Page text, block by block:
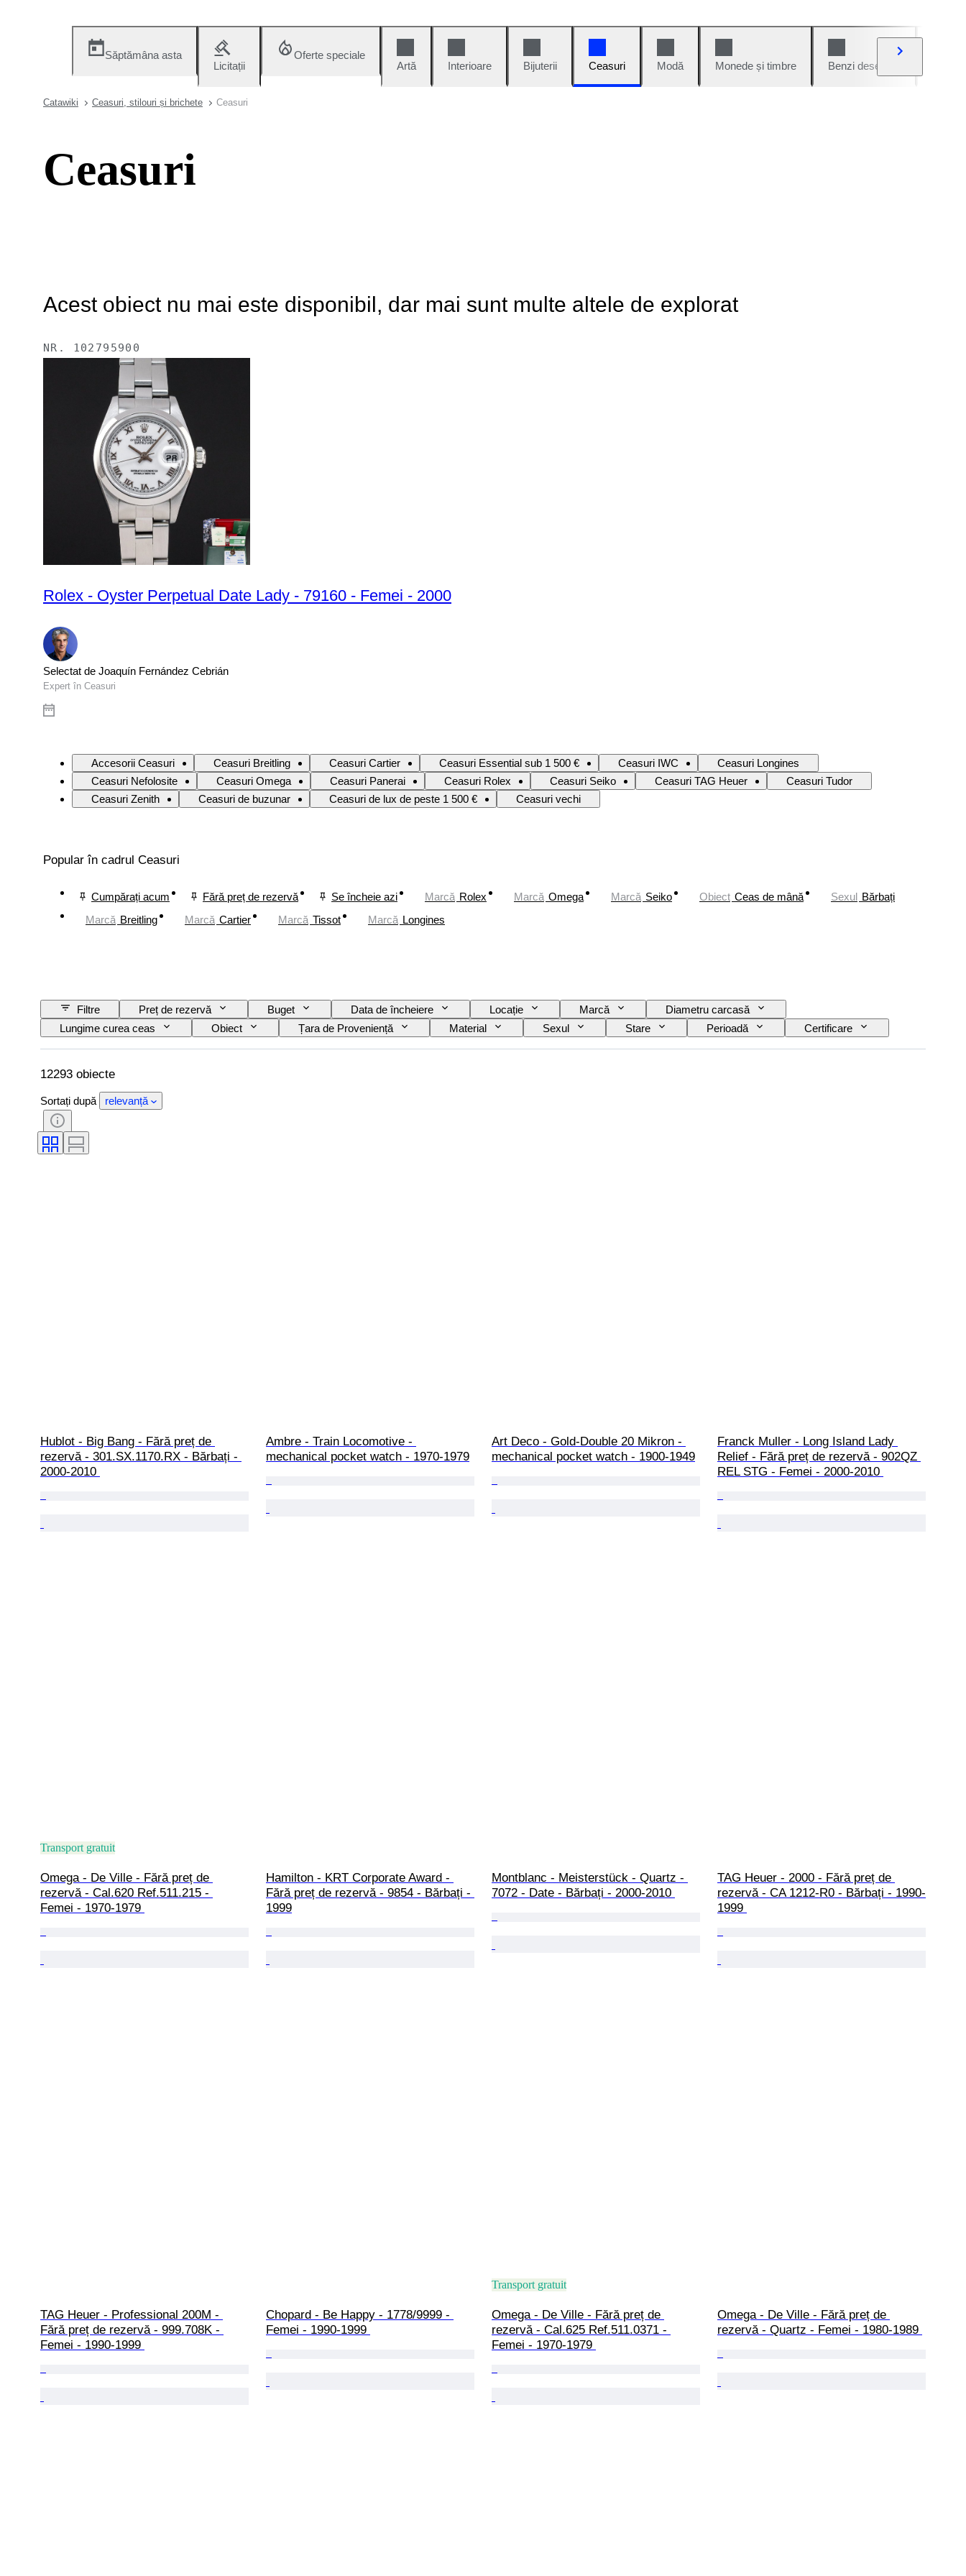
Săptămâna asta
Licitații
Oferte speciale
Artă
Interioare Bijuterii Ceasuri Modă Monede și timbre Benzi desenate
Catawiki Ceasuri, stilouri și brichete Ceasuri
Ceasuri
Acest obiect nu mai este disponibil, dar mai sunt multe altele de explorat
NR. 102795900
Rolex - Oyster Perpetual Date Lady - 79160 - Femei - 2000
Selectat de Joaquín Fernández Cebrián
Expert în Ceasuri
Accesorii Ceasuri Ceasuri Breitling Ceasuri Cartier Ceasuri Essential sub 1 500 € Ceasuri IWC
Ceasuri Longines
Ceasuri Nefolosite
Ceasuri Omega Ceasuri Panerai Ceasuri Rolex Ceasuri Seiko Ceasuri TAG Heuer
Ceasuri Tudor
Ceasuri Zenith
Ceasuri de buzunar Ceasuri de lux de peste 1 500 € Ceasuri vechi
Popular în cadrul Ceasuri
Cumpărați acum Fără preț de rezervă Se încheie azi Marcă Rolex Marcă Omega Marcă Seiko Obiect Ceas de mână Sexul Bărbați
Marcă Breitling Marcă Cartier Marcă Tissot Marcă Longines
Filtre Preț de rezervă Buget Data de încheiere Locație Marcă
Diametru carcasă
Lungime curea ceas
Obiect Țara de Proveniență Material Sexul Stare Perioadă
Certificare
Subiect
Ediție Limbă Culoare Mișcarea ceasului Material curea ceas Eră
Power Reserve
12293 obiecte
Sortați după relevanță
Hublot - Big Bang - Fără preț de
rezervă - 301.SX.1170.RX - Bărbați -
2000-2010
Ambre - Train Locomotive -
mechanical pocket watch - 1970-1979
Art Deco - Gold-Double 20 Mikron -
mechanical pocket watch - 1900-1949
Franck Muller - Long Island Lady
Relief - Fără preț de rezervă - 902QZ
REL STG - Femei - 2000-2010
Transport gratuit
Omega - De Ville - Fără preț de
rezervă - Cal.620 Ref.511.215 -
Femei - 1970-1979
Hamilton - KRT Corporate Award -
Fără preț de rezervă - 9854 - Bărbați -
1999
Montblanc - Meisterstück - Quartz -
7072 - Date - Bărbați - 2000-2010
TAG Heuer - 2000 - Fără preț de
rezervă - CA 1212-R0 - Bărbați - 1990-
1999
TAG Heuer - Professional 200M -
Fără preț de rezervă - 999.708K -
Femei - 1990-1999
Chopard - Be Happy - 1778/9999 -
Femei - 1990-1999
Transport gratuit
Omega - De Ville - Fără preț de
rezervă - Cal.625 Ref.511.0371 -
Femei - 1970-1979
Omega - De Ville - Fără preț de
rezervă - Quartz - Femei - 1980-1989